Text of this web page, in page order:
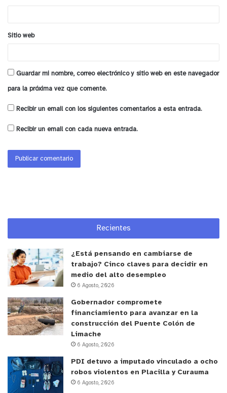
*
Sitio web
Guardar mi nombre, correo electrónico y sitio web en este navegador
para la próxima vez que comente.
Recibir un email con los siguientes comentarios a esta entrada.
Recibir un email con cada nueva entrada.
Recientes
¿Está pensando en cambiarse de
trabajo? Cinco claves para decidir en
medio del alto desempleo
6 Agosto, 2026
Gobernador compromete
financiamiento para avanzar en la
construcción del Puente Colón de
Limache
6 Agosto, 2026
PDI detuvo a imputado vinculado a ocho
robos violentos en Placilla y Curauma
6 Agosto, 2026